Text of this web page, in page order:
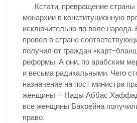
Кстати, превращение страны
монархии в конституционную
исключительно по воле народа.
провел в стране
получил от граждан «карт-
реформы. А они, по арабским
и весьма радикальными. Чего
назначение на пост министра
женщины – Нады Аббас
все женщины Бахрейна
право.